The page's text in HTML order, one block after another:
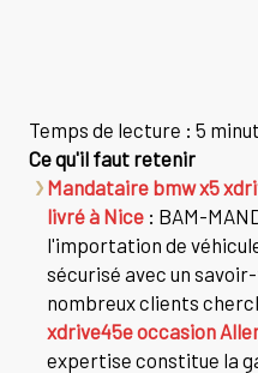
Temps de lecture : 5
Ce qu'il faut retenir
Mandataire bmw x5
livré à Nice: BAM-
l'importation de
sécurisé avec un
nombreux clients
xdrive45e occasion
expertise constitue la